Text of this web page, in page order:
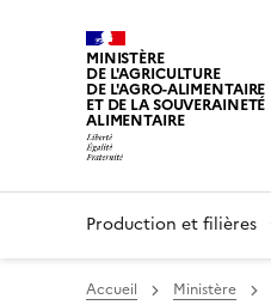
MINISTÈRE
DE L'AGRICULTURE
DE L'AGRO-ALIMENTAIRE
ET DE LA SOUVERAINETÉ
ALIMENTAIRE
Production et filières
Accueil Ministère